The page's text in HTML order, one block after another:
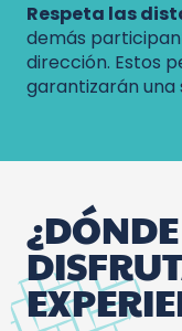
Respeta las
demás
dirección. Estos
garantizarán una
¿DÓNDE